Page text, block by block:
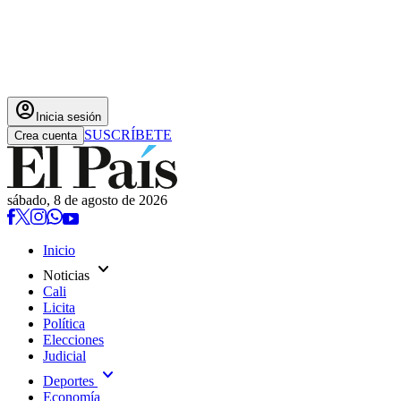
account_circle Inicia sesión
Crea cuenta SUSCRÍBETE
sábado, 8 de agosto de 2026
Inicio
Noticias expand_more
Cali
Licita
Política
Elecciones
Judicial
Deportes expand_more
Economía